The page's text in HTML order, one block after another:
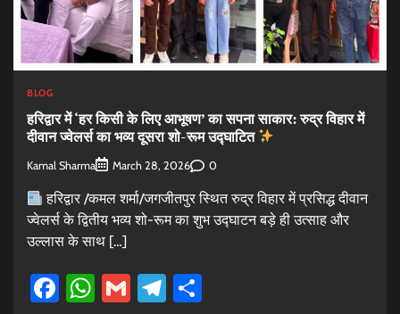
BLOG
हरिद्वार में ‘हर किसी के लिए आभूषण’ का सपना साकार: रुद्र विहार में
दीवान ज्वेलर्स का भव्य दूसरा शो-रूम उद्घाटित
Kamal Sharma March 28, 2026 0
हरिद्वार /कमल शर्मा/जगजीतपुर स्थित रुद्र विहार में प्रसिद्ध दीवान
ज्वेलर्स के द्वितीय भव्य शो-रूम का शुभ उद्घाटन बड़े ही उत्साह और
उल्लास के साथ […]
Facebook
WhatsApp
GmailTelegram